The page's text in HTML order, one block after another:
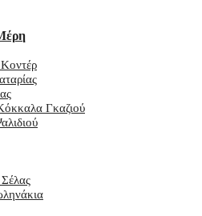
Γκαζιού
Σέλας